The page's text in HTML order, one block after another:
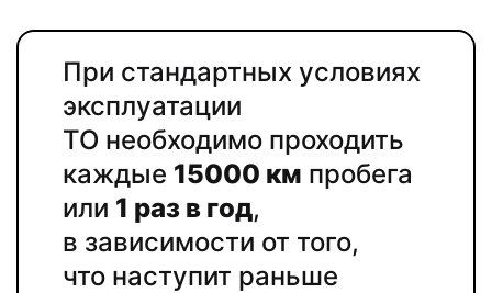
При стандартных условиях
эксплуатации
ТО необходимо проходить
каждые 15000 км пробега
или 1 раз в год,
в зависимости от того,
что наступит раньше